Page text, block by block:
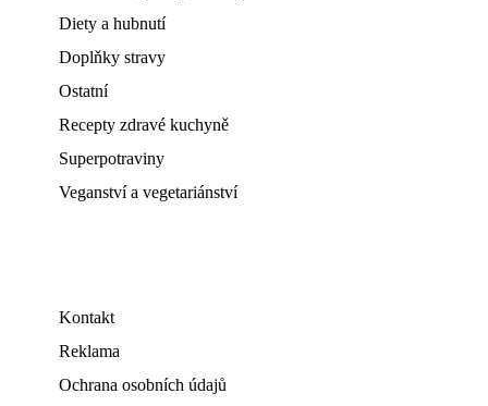
Diety a hubnutí
Doplňky stravy
Ostatní
Recepty zdravé kuchyně
Superpotraviny
Veganství a vegetariánství
Kontakt
Reklama
Ochrana osobních údajů